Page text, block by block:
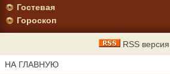
Гостевая
Гороскоп
RSS версия
НА ГЛАВНУЮ